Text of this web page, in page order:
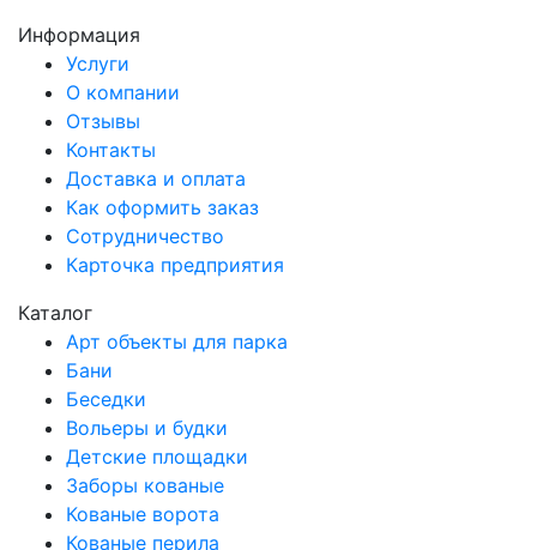
Информация
Услуги
О компании
Отзывы
Контакты
Доставка и оплата
Как оформить заказ
Сотрудничество
Карточка предприятия
Каталог
Арт объекты для парка
Бани
Беседки
Вольеры и будки
Детские площадки
Заборы кованые
Кованые ворота
Кованые перила